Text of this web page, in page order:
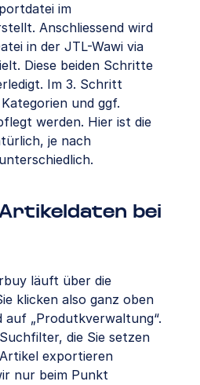
im
Anschliessend wird
in der JTL-Wawi via
Diese beiden Schritte
Im 3. Schritt
und ggf.
werden. Hier ist die
je nach
bei
läuft über die
klicken also ganz oben
„Produtkverwaltung“.
die Sie setzen
exportieren
nur beim Punkt